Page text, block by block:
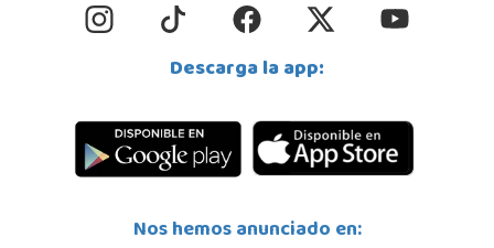
Descarga la app:
Nos hemos anunciado en: